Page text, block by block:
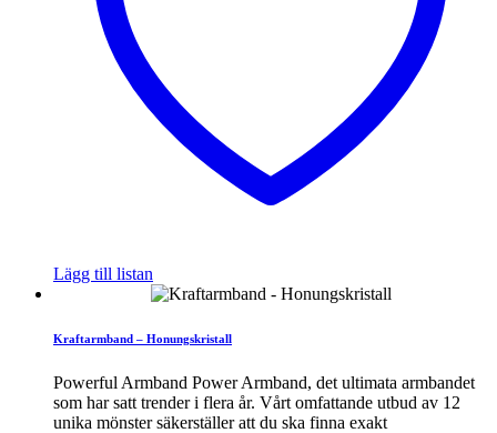
Lägg till listan
Kraftarmband – Honungskristall
Powerful Armband Power Armband, det ultimata armbandet
som har satt trender i flera år. Vårt omfattande utbud av 12
unika mönster säkerställer att du ska finna exakt